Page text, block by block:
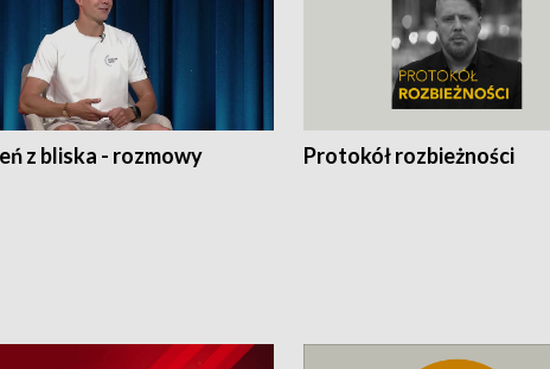
z bliska - rozmowy Protokół rozbieżności